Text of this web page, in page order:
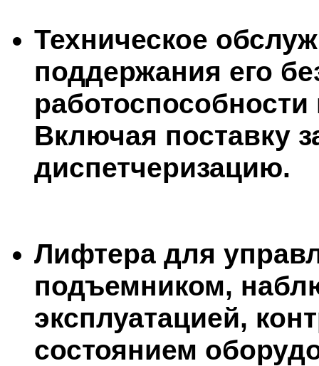
Техническое
поддержания его
Включая поставку
диспетчеризацию.
Лифтера для
подъемником,
эксплуатацией,
состоянием